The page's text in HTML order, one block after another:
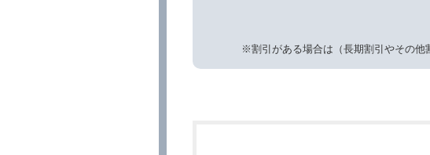
※割引がある場合は（長期割引やその他